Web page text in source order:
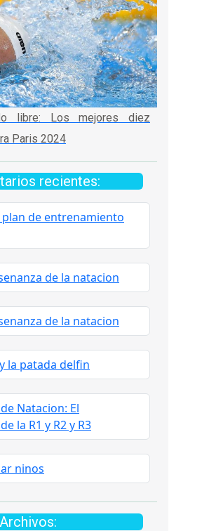
libre: Los mejores diez
Paris 2024
recientes:
de entrenamiento
de la natacion
de la natacion
la patada delfin
Natacion: El
la R1 y R2 y R3
ninos
Archivos: